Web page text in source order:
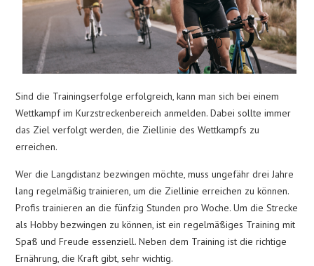
Sind die Trainingserfolge erfolgreich, kann man sich bei einem
Wettkampf im Kurzstreckenbereich anmelden. Dabei sollte immer
das Ziel verfolgt werden, die Ziellinie des Wettkampfs zu
erreichen.
Wer die Langdistanz bezwingen möchte, muss ungefähr drei Jahre
lang regelmäßig trainieren, um die Ziellinie erreichen zu können.
Profis trainieren an die fünfzig Stunden pro Woche. Um die Strecke
als Hobby bezwingen zu können, ist ein regelmäßiges Training mit
Spaß und Freude essenziell. Neben dem Training ist die richtige
Ernährung, die Kraft gibt, sehr wichtig.